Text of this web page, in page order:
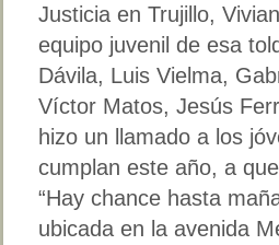
Justicia en Trujillo,
equipo juvenil de esa
Dávila, Luis Vielma,
Víctor Matos, Jesús
hizo un llamado a los
cumplan este año, a
“Hay chance hasta
ubicada en la avenida